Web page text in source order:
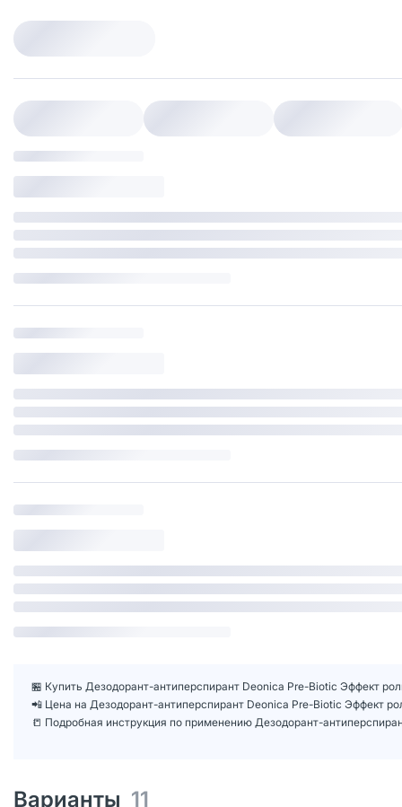
🏪 Купить Дезодорант-антиперспирант Deonica Pre-Biotic Эффект
📲 Цена на Дезодорант-антиперспирант Deonica Pre-Biotic Эффект
📒 Подробная инструкция по применению Дезодорант-
Варианты 11